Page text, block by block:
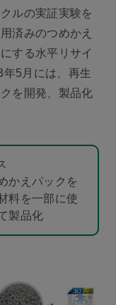
ルの実証実験を
済みのつめかえ
する水平リサイ
5月には、再生
を開発、製品化
かえパックを
料を一部に使
製品化